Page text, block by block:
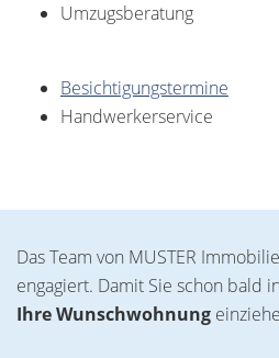
Umzugsberatung
Besichtigungstermine
Handwerkerservice
Das Team von MUSTER
engagiert. Damit Sie schon bald in
Ihre Wunschwohnung